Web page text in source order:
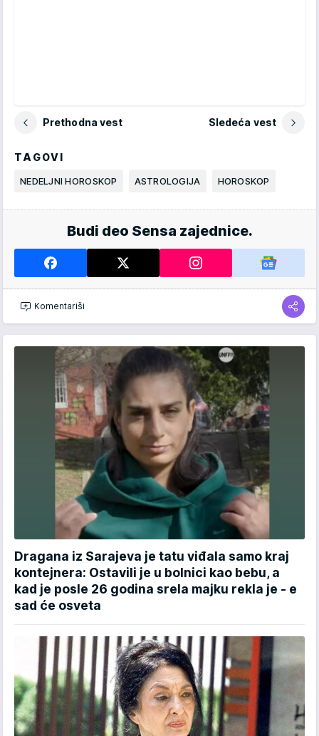
Prethodna vest Sledeća vest
TAGOVI
NEDELJNI HOROSKOP ASTROLOGIJA HOROSKOP
Budi deo Sensa zajednice.
Komentariši
Dragana iz Sarajeva je tatu viđala samo kraj
kontejnera: Ostavili je u bolnici kao bebu, a
kad je posle 26 godina srela majku rekla je - e
sad će osveta